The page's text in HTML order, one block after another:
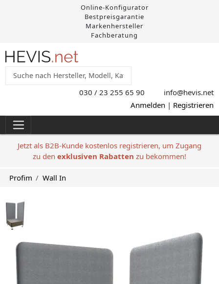
Online-Konfigurator
Bestpreisgarantie
Markenhersteller
Fachberatung
030 / 23 255 65 90 info@hevis.net
Anmelden | Registrieren
Jetzt als B2B-Kunde kostenlos registrieren, um Zugang
zu den exklusiven Rabatten zu bekommen!
Profim Wall In